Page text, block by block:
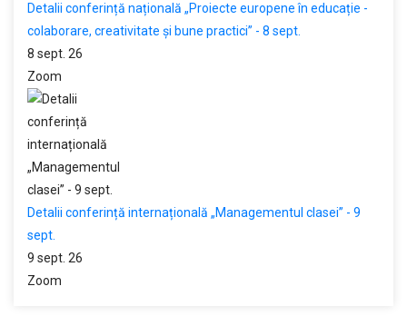
Detalii conferință națională „Proiecte europene în educație -
colaborare, creativitate și bune practici” - 8 sept.
8 sept. 26
Zoom
Detalii conferință internațională „Managementul clasei” - 9
sept.
9 sept. 26
Zoom